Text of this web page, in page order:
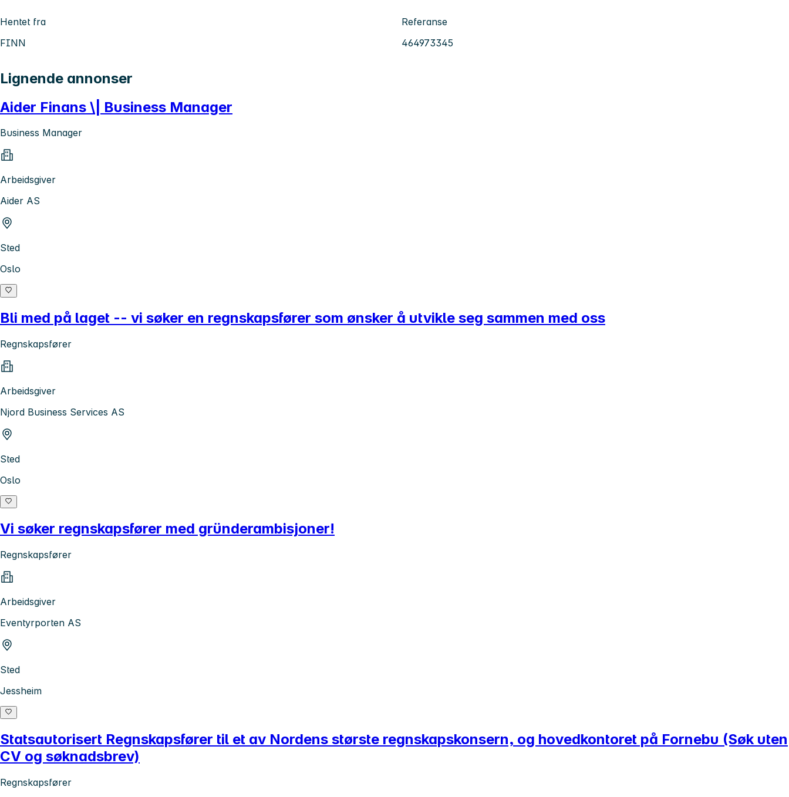
Hentet fra
FINN
Referanse
464973345
Lignende annonser
Aider Finans \| Business Manager
Business Manager
Arbeidsgiver
Aider AS
Sted
Oslo
Bli med på laget -- vi søker en regnskapsfører som ønsker å utvikle seg sammen med oss
Regnskapsfører
Arbeidsgiver
Njord Business Services AS
Sted
Oslo
Vi søker regnskapsfører med gründerambisjoner!
Regnskapsfører
Arbeidsgiver
Eventyrporten AS
Sted
Jessheim
Statsautorisert Regnskapsfører til et av Nordens største regnskapskonsern, og hovedkontoret på Fornebu (Søk uten
CV og søknadsbrev)
Regnskapsfører